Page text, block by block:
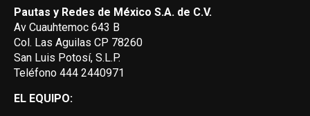
Pautas y Redes de México S.A. de C.V.
Av Cuauhtemoc 643 B
Col. Las Aguilas CP 78260
San Luis Potosí, S.L.P.
Teléfono 444 2440971
EL EQUIPO: